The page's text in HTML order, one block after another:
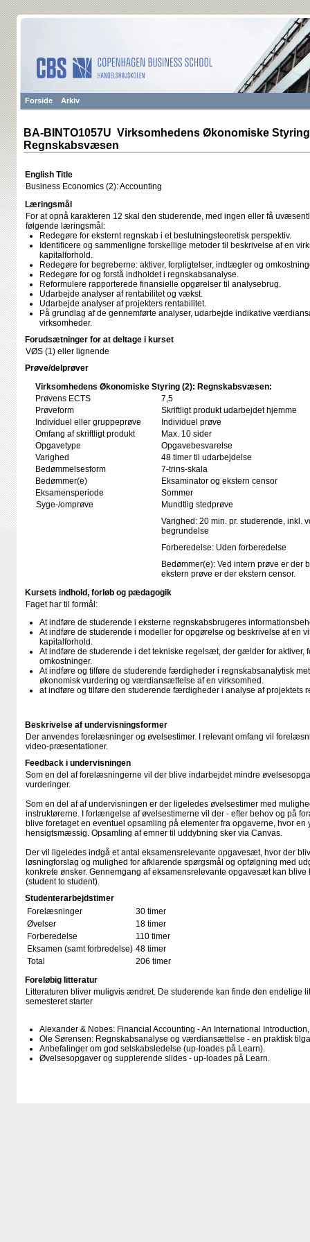
Forside Arkiv
BA-BINTO1057U Virksomhedens Økonomiske
Regnskabsvæsen
English Title
Business Economics (2): Accounting
Læringsmål
For at opnå karakteren 12 skal den studerende, med ingen eller få
følgende læringsmål:
Redegøre for eksternt regnskab i et beslutningsteoretisk perspektiv.
Identificere og sammenligne forskellige metoder til beskrivelse af en
kapitalforhold.
Redegøre for begreberne: aktiver, forpligtelser, indtægter og
Redegøre for og forstå indholdet i regnskabsanalyse.
Reformulere rapporterede finansielle opgørelser til analysebrug.
Udarbejde analyser af rentabilitet og vækst.
Udarbejde analyser af projekters rentabilitet.
På grundlag af de gennemførte analyser, udarbejde indikative
virksomheder.
Forudsætninger for at deltage i kurset
VØS (1) eller lignende
Prøve/delprøver
Virksomhedens Økonomiske Styring (2): Regnskabsvæsen:
Prøvens ECTS
7,5
Prøveform
Skriftligt produkt udarbejdet hjemme
Individuel eller gruppeprøve
Individuel prøve
Omfang af skriftligt produkt
Max. 10 sider
Opgavetype
Opgavebesvarelse
Varighed
48 timer til udarbejdelse
Bedømmelsesform
7-trins-skala
Bedømmer(e)
Eksaminator og ekstern censor
Eksamensperiode
Sommer
Syge-/omprøve
Mundtlig stedprøve
Varighed: 20 min. pr. studerende, inkl.
begrundelse
Forberedelse: Uden forberedelse
Bedømmer(e): Ved intern prøve er der
ekstern prøve er der ekstern censor.
Kursets indhold, forløb og pædagogik
Faget har til formål:
At indføre de studerende i eksterne regnskabsbrugeres
At indføre de studerende i modeller for opgørelse og beskrivelse af en
kapitalforhold.
At indføre de studerende i det tekniske regelsæt, der gælder for aktiver,
omkostninger.
At indføre og tilføre de studerende færdigheder i regnskabsanalytisk
økonomisk vurdering og værdiansættelse af en virksomhed.
at indføre og tilføre den studerende færdigheder i analyse af
Beskrivelse af undervisningsformer
Der anvendes forelæsninger og øvelsestimer. I relevant omfang vil
video-præsentationer.
Feedback i undervisningen
Som en del af forelæsningerne vil der blive indarbejdet mindre
vurderinger.
Som en del af af undervisningen er der ligeledes øvelsestimer med
instruktørerne. I forlængelse af øvelsestimerne vil der - efter behov og på
blive foretaget en eventuel opsamling på elementer fra opgaverne, hvor
hensigtsmæssig. Opsamling af emner til uddybning sker via Canvas.
Der vil ligeledes indgå et antal eksamensrelevante opgavesæt, hvor der
løsningforslag og mulighed for afklarende spørgsmål og opfølgning med
konkrete ønsker. Gennemgang af eksamensrelevante opgavesæt kan
(student to student).
Studenterarbejdstimer
Forelæsninger
30 timer
Øvelser
18 timer
Forberedelse
110 timer
Eksamen (samt forbredelse) 48 timer
Total
206 timer
Foreløbig litteratur
Litteraturen bliver muligvis ændret. De studerende kan finde den endelige
semesteret starter
Alexander & Nobes: Financial Accounting - An International
Ole Sørensen: Regnskabsanalyse og værdiansættelse - en praktisk
Anbefalinger om god selskabsledelse (up-loades på Learn).
Øvelsesopgaver og supplerende slides - up-loades på Learn.